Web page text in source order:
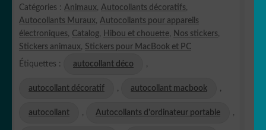
Catégories : Animaux, Autocollants décoratifs,
Autocollants Muraux, Autocollants pour appareils
électroniques, Catalog, Hibou et chouette, Nos stickers,
Stickers animaux, Stickers pour MacBook et PC
Étiquettes : autocollant déco ,
autocollant décoratif , autocollant macbook ,
autocollant , Autocollants d'ordinateur portable ,